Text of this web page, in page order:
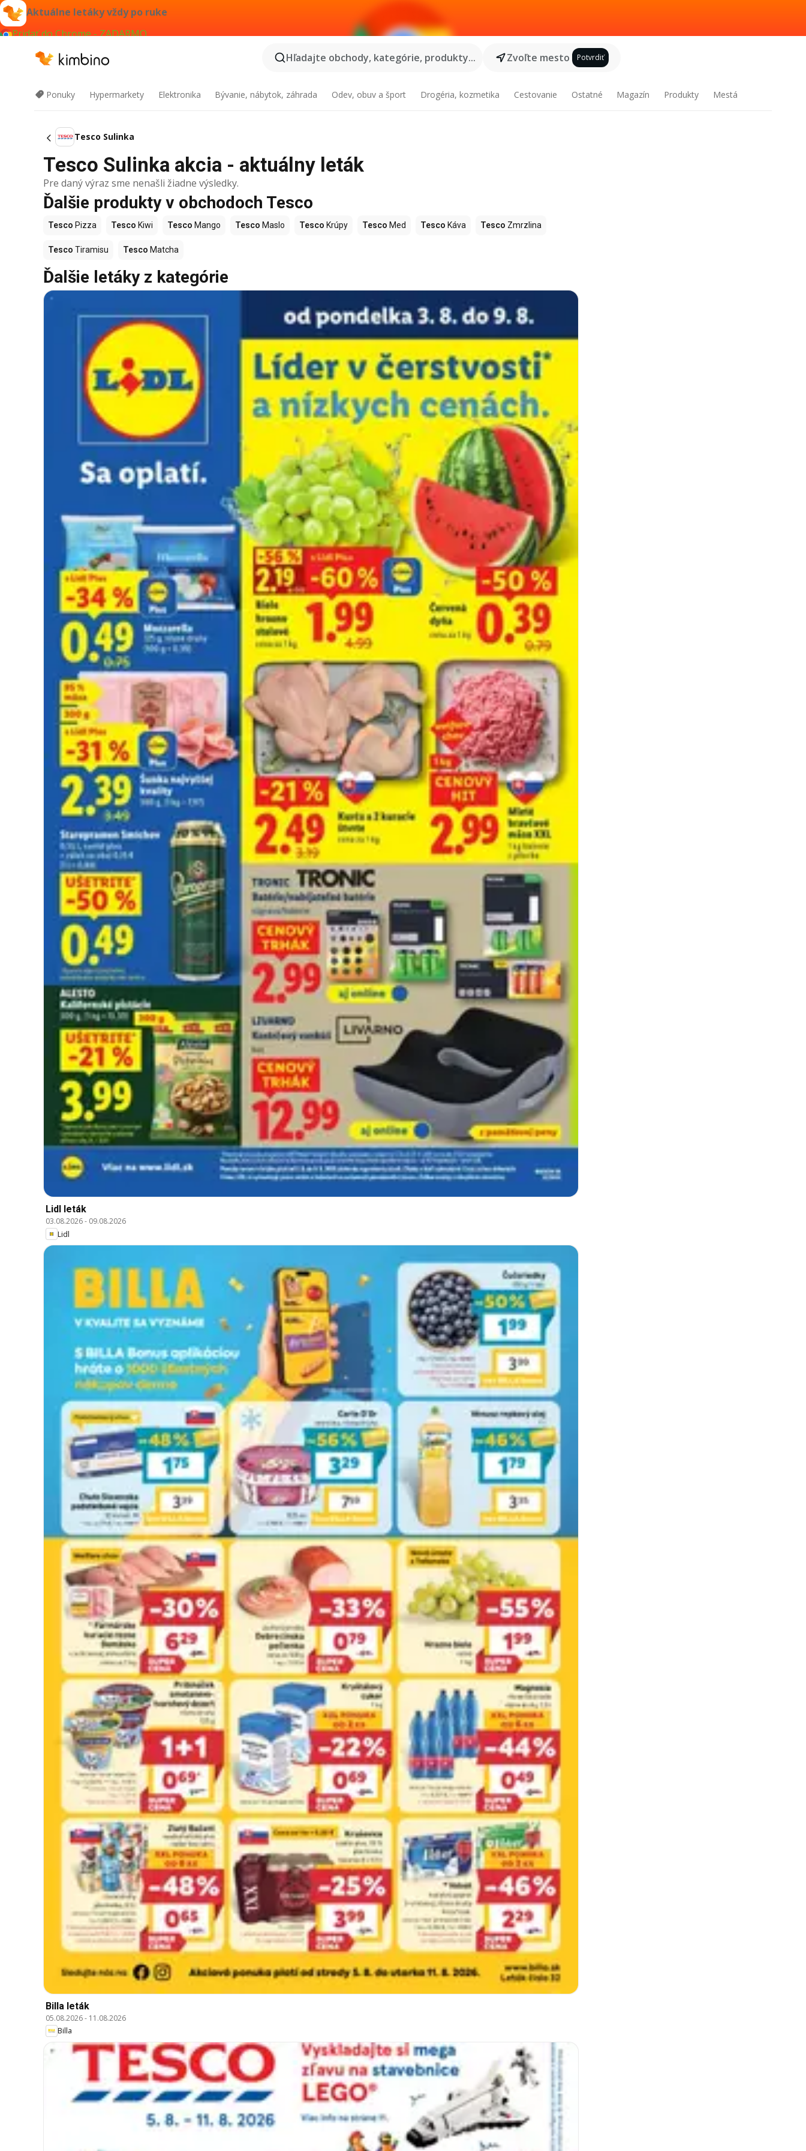
Aktuálne letáky vždy po ruke
Pridať do Chrome - ZADARMO
Hľadajte obchody, kategórie, produkty...
Zvoľte mesto Potvrdiť
Ponuky Hypermarkety Elektronika Bývanie, nábytok, záhrada Odev, obuv a šport Drogéria, kozmetika Cestovanie Ostatné Magazín Produkty Mestá
Tesco Sulinka
Tesco Sulinka akcia - aktuálny leták
Pre daný výraz sme nenašli žiadne výsledky.
Ďalšie produkty v obchodoch Tesco
Tesco Pizza Tesco Kiwi Tesco Mango Tesco Maslo Tesco Krúpy Tesco Med Tesco Káva Tesco Zmrzlina
Tesco Tiramisu Tesco Matcha
Ďalšie letáky z kategórie
Lidl leták
03.08.2026- 09.08.2026
Lidl
Billa leták
05.08.2026- 11.08.2026
Billa